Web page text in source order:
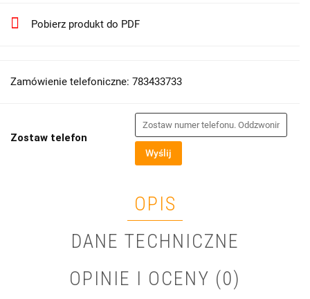
Pobierz produkt do PDF
Zamówienie telefoniczne: 783433733
Zostaw telefon
Wyślij
OPIS
DANE TECHNICZNE
OPINIE I OCENY (0)